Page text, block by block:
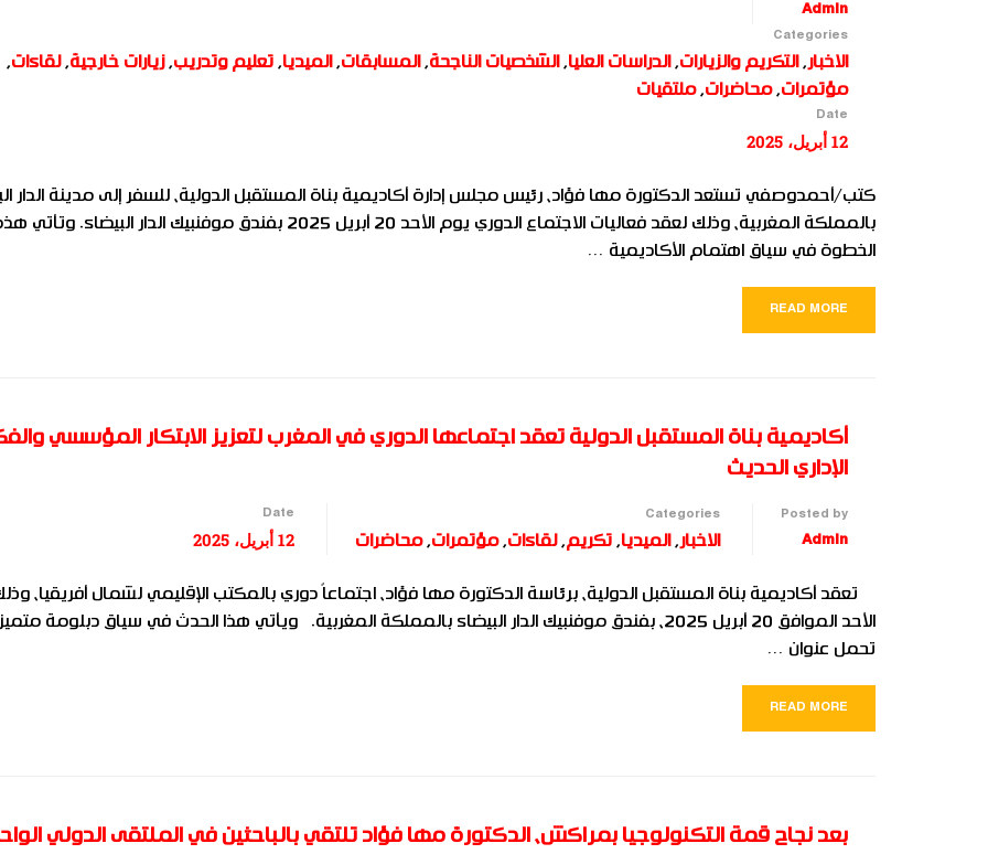
Admin
Categories
الاخبار , التكريم والزيارات, الدراسات العليا, الشخصيات الناجحة, المسابقات, الميديا, تعليم وتدريب,زيارات خارجية,لقاءات,
مؤتمرات,محاضرات,ملتقيات
Date
12 أبريل، 2025
كتب/أحمدوصفي تستعد الدكتورة مها فؤاد، رئيس مجلس إدارة أكاديمية بناة المستقبل الدولية، للسفر إلى مدينة الدار
بالمملكة المغربية، وذلك لعقد فعاليات الاجتماع الدوري يوم الأحد 20 أبريل 2025 بفندق موفنبيك الدار البيضاء. وتأتي
الخطوة في سياق اهتمام الأكاديمية …
READ MORE
أكاديمية بناة المستقبل الدولية تعقد اجتماعها الدوري في المغرب لتعزيز الابتكار المؤسسي
الإداري الحديث
Posted by
Admin
Categories
الاخبار , الميديا, تكريم,لقاءات,مؤتمرات,محاضرات
Date
12 أبريل، 2025
تعقد أكاديمية بناة المستقبل الدولية، برئاسة الدكتورة مها فؤاد، اجتماعاً دوري بالمكتب الإقليمي لشمال أفريقيا،
الأحد الموافق 20 أبريل 2025، بفندق موفنبيك الدار البيضاء بالمملكة المغربية. ويأتي هذا الحدث في سياق دبلومة
تحمل عنوان …
READ MORE
بعد نجاح قمة التكنولوجيا بمراكش، الدكتورة مها فؤاد تلتقي بالباحثين في الملتقى الدولي